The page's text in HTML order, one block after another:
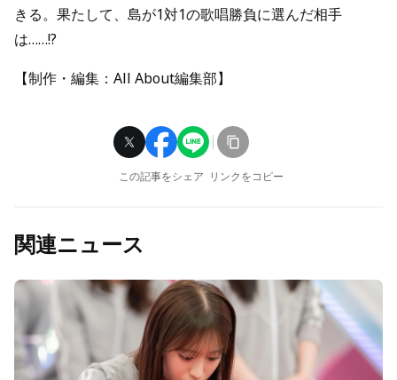
きる。果たして、島が1対1の歌唱勝負に選んだ相手
は……!?
【制作・編集：All About編集部】
この記事をシェア リンクをコピー
関連ニュース